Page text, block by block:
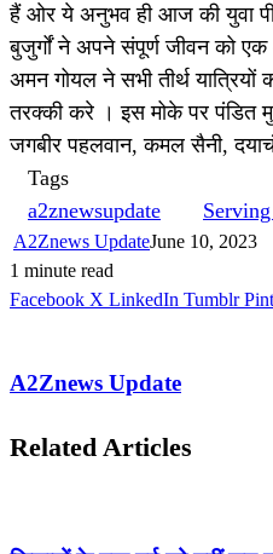
हैं ओर ये अनुभव ही आज की युवा
बुजुर्गों ने अपने संपूर्ण जीवन को
अमन गोयल ने सभी तीर्थ
तरक्की करे । इस मोके पर पंडित
जगबीर पहलवान, कमल सैनी,
Tags
a2znewsupdate
A2Znews UpdateJune 10, 2023
1 minute read
Facebook X LinkedIn Tumblr
A2Znews Update
Related Articles